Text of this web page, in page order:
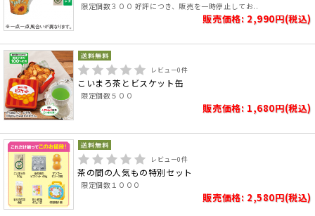
限定個数３００ 好評につき、販売を一時停止してお..
販売価格: 2,990円(税込)
レビュー0件
こいまろ茶とビスケット缶
限定個数５００
販売価格: 1,680円(税込)
レビュー0件
茶の間の人気もの特別セット
限定個数１０００
販売価格: 2,580円(税込)